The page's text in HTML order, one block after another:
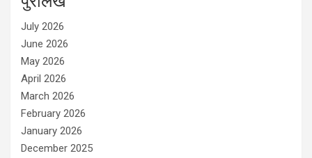
July 2026
June 2026
May 2026
April 2026
March 2026
February 2026
January 2026
December 2025